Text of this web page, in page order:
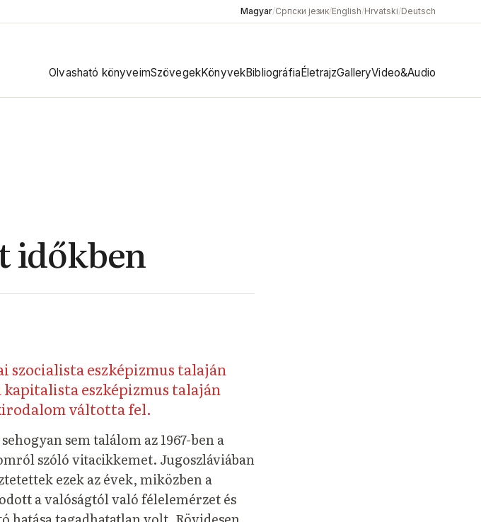
Magyar/Српски језик/English/Hrvatski/Deutsch
Olvasható könyveimSzövegekKönyvekBibliográfiaÉletrajzGalleryVideo&Audio
időkben
szocialista eszképizmus talaján
eszképizmus talaján
váltotta fel.
sem találom az 1967-ben a
szóló vitacikkemet. Jugoszláviában
ezek az évek, miközben a
a valóságtól való félelemérzet és